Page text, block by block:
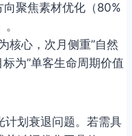
聚焦素材优化（80%
核心，次月侧重”自然
为”单客生命周期价值
计划衰退问题。若需具